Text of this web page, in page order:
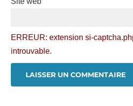
ERREUR: extension si-
introuvable.